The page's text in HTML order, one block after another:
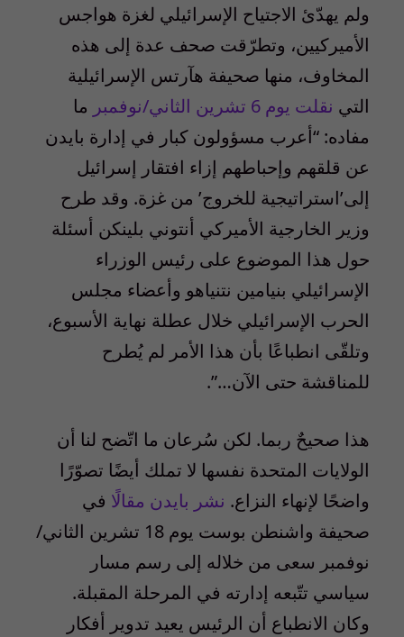
ولم يهدّئ الاجتياح الإسرائيلي لغزة هواجس
الأميركيين، وتطرّقت صحف عدة إلى هذه
المخاوف، منها صحيفة هآرتس الإسرائيلية
التي نقلت يوم 6 تشرين الثاني/نوفمبر ما
مفاده: “أعرب مسؤولون كبار في إدارة بايدن
عن قلقهم وإحباطهم إزاء افتقار إسرائيل
إلى’استراتيجية للخروج’ من غزة. وقد طرح
وزير الخارجية الأميركي أنتوني بلينكن أسئلة
حول هذا الموضوع على رئيس الوزراء
الإسرائيلي بنيامين نتنياهو وأعضاء مجلس
الحرب الإسرائيلي خلال عطلة نهاية الأسبوع،
وتلقّى انطباعًا بأن هذا الأمر لم يُطرح
للمناقشة حتى الآن…”.
هذا صحيحٌ ربما. لكن سُرعان ما اتّضح لنا أن
الولايات المتحدة نفسها لا تملك أيضًا تصوّرًا
واضحًا لإنهاء النزاع. نشر بايدن مقالًا في
صحيفة واشنطن بوست يوم 18 تشرين الثاني/
نوفمبر سعى من خلاله إلى رسم مسار
سياسي تتّبعه إدارته في المرحلة المقبلة.
وكان الانطباع أن الرئيس يعيد تدوير أفكار